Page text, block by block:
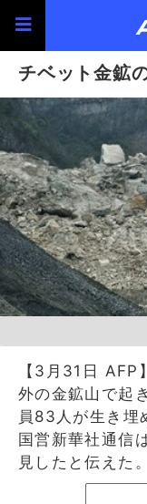
チベット金鉱
【3月31日 AFP
外の金鉱山で起
員83人が生き埋
国営新華社通信
見したと伝えた。